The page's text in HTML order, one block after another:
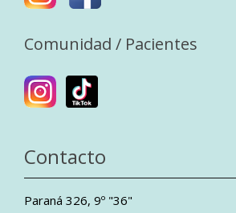
Comunidad / Pacientes
Contacto
Paraná 326, 9º "36"